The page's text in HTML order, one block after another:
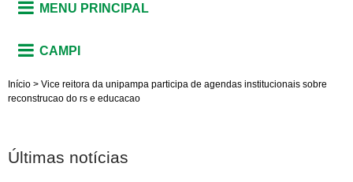
MENU PRINCIPAL
CAMPI
Início > Vice reitora da unipampa participa de agendas institucionais sobre
reconstrucao do rs e educacao
Últimas notícias